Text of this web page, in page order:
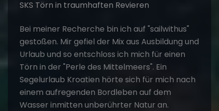
Bei meiner Recherche bin ich auf "sailwithus"
gestoßen. Mir gefiel der Mix aus Ausbildung und
Urlaub und so entschloss ich mich für einen
Törn in der "Perle des Mittelmeers". Ein
Segelurlaub Kroatien hörte sich für mich nach
einem aufregenden Bordleben auf dem
Wasser inmitten unberührter Natur an.